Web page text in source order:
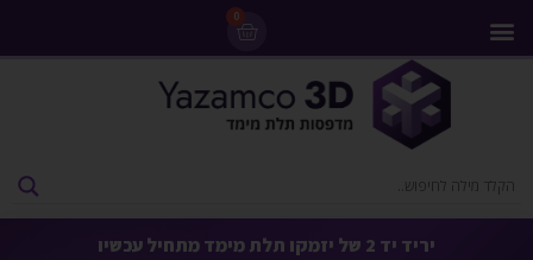
0
יריד יד 2 של יזמקו תלת מימד מתחיל עכשיו